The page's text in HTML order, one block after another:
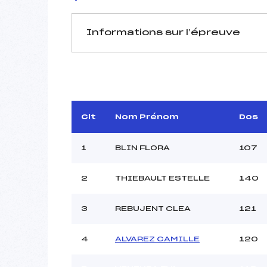
Informations sur l’épreuve
Arbitre :
Assistant :
MANCHE 1
Ouvreurs A :
Clt Nom Prénom Dos
1 BLIN FLORA 107
2 THIEBAULT ESTELLE 140
3 REBUJENT CLEA 121
4 ALVAREZ CAMILLE 120